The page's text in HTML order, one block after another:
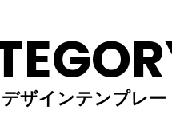
ザインテンプレー